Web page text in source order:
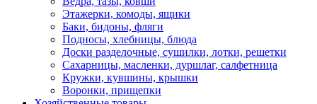
Этажерки, комоды, ящики
Баки, бидоны, фляги
Подносы, хлебницы, блюда
Доски разделочные, сушилки, лотки, решетки
Сахарницы, масленки, дуршлаг, салфетница
Кружки, кувшины, крышки
Воронки, прищепки